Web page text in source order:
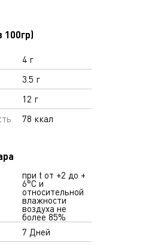
100гр)
4 г
3.5 г
12 г
78 ккал
при t от +2 до +
6°С и
относительной
влажности
воздуха не
более 85%
7 Дней